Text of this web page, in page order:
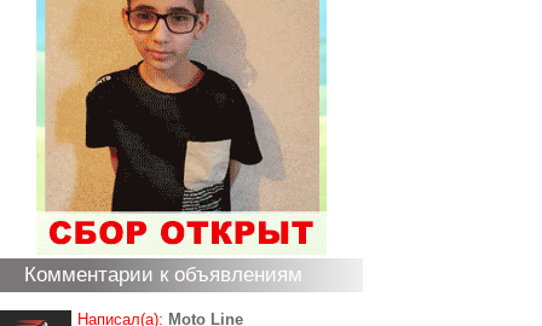
Комментарии к объявлениям
Написал(а): Moto Line